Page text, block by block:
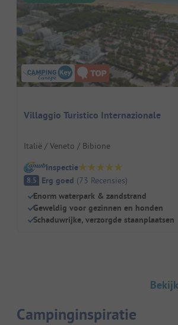
Villaggio Turistico Internazionale
Italië / Veneto / Bibione
Inspectie
8.5 Erg goed (73 Recensies)
Enorm waterpark & zandstrand
Geweldig voor gezinnen en honden
Schaduwrijke, verzorgde staanplaatsen
Campinginspiratie